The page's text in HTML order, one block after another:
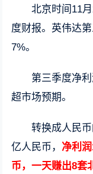
北京时间11
度财报。英伟达
7%。
第三季度净
超市场预期。
转换成人民
亿人民币， 净利
币，一天赚出8套